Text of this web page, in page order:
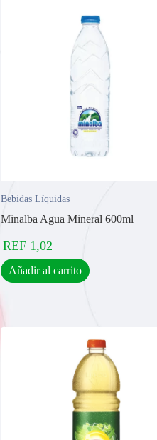
Bebidas Líquidas
Minalba Agua Mineral 600ml
REF 1,02
Añadir al carrito